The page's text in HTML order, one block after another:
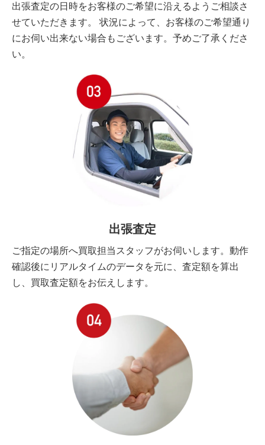
出張査定の日時をお客様のご希望に沿えるようご相談さ
せていただきます。 状況によって、お客様のご希望通り
にお伺い出来ない場合もございます。予めご了承くださ
い。
出張査定
ご指定の場所へ買取担当スタッフがお伺いします。動作
確認後にリアルタイムのデータを元に、査定額を算出
し、買取査定額をお伝えします。